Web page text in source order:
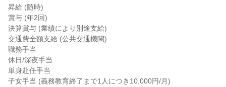
昇給 (随時)
賞与 (年2回)
決算賞与 (業績により別途支給)
交通費全額支給 (公共交通機関)
職務手当
休日/深夜手当
単身赴任手当
子女手当 (義務教育終了まで1人につき10,000円/月)